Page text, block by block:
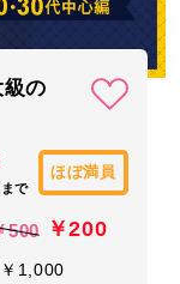
級の
まで
ほぼ満員
500 ￥200
1,000